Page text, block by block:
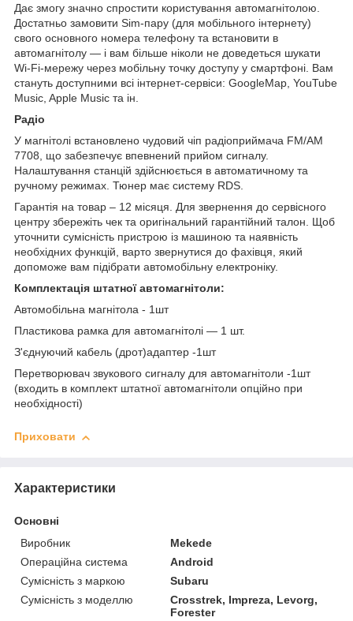
Дає змогу значно спростити користування автомагнітолою.
Достатньо замовити Sim-пару (для мобільного інтернету)
свого основного номера телефону та встановити в
автомагнітолу — і вам більше ніколи не доведеться шукати
Wi-Fi-мережу через мобільну точку доступу у смартфоні. Вам
стануть доступними всі інтернет-сервіси: GoogleMap, YouTube
Music, Apple Music та ін.
Радіо
У магнітолі встановлено чудовий чіп радіоприймача FM/AM
7708, що забезпечує впевнений прийом сигналу.
Налаштування станцій здійснюється в автоматичному та
ручному режимах. Тюнер має систему RDS.
Гарантія на товар – 12 місяця. Для звернення до сервісного
центру збережіть чек та оригінальний гарантійний талон. Щоб
уточнити сумісність пристрою із машиною та наявність
необхідних функцій, варто звернутися до фахівця, який
допоможе вам підібрати автомобільну електроніку.
Комплектація штатної автомагнітоли:
Автомобільна магнітола - 1шт
Пластикова рамка для автомагнітолі — 1 шт.
З'єднуючий кабель (дрот)адаптер -1шт
Перетворювач звукового сигналу для автомагнітоли -1шт
(входить в комплект штатної автомагнітоли опційно при
необхідності)
Приховати
Характеристики
Основні
Виробник
Mekede
Операційна система
Android
Сумісність з маркою
Subaru
Сумісність з моделлю
Crosstrek, Impreza, Levorg,
Forester